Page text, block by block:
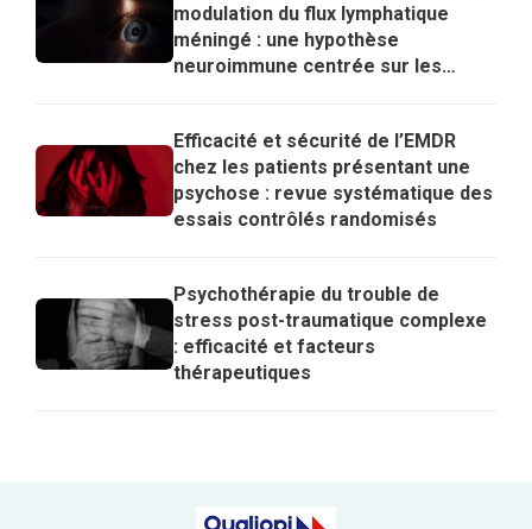
modulation du flux lymphatique
méningé : une hypothèse
neuroimmune centrée sur les
Efficacité et sécurité de l’EMDR
chez les patients présentant une
psychose : revue systématique des
essais contrôlés randomisés
Psychothérapie du trouble de
stress post-traumatique complexe
: efficacité et facteurs
thérapeutiques